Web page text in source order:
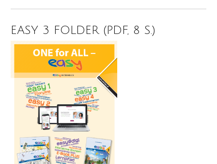
EASY 3 FOLDER (PDF, 8 S.)